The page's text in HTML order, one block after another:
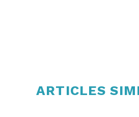
ARTICLES